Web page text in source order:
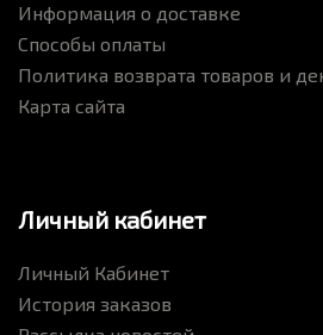
Информация о доставке
Способы оплаты
Политика возврата товаров и
Карта сайта
Личный кабинет
Личный Кабинет
История заказов